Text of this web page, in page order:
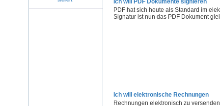
Ich will PDF Dokumente signieren
PDF hat sich heute als Standard im
Signatur ist nun das PDF Dokument
Ich will elektronische Rechnungen
Rechnungen elektronisch zu